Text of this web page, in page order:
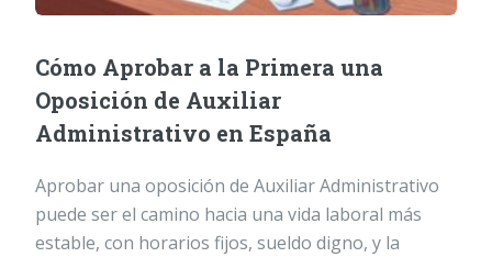
Cómo Aprobar a la Primera una
Oposición de Auxiliar
Administrativo en España
Aprobar una oposición de Auxiliar Administrativo
puede ser el camino hacia una vida laboral más
estable, con horarios fijos, sueldo digno, y la